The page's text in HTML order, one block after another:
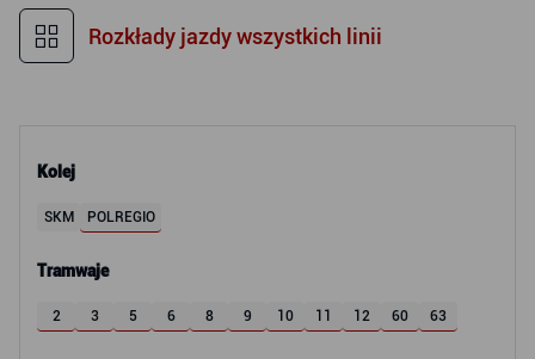
Kolej
SKM POLREGIO
Tramwaje
2 3 5 6 8 9 10 11 12 60 63
Rozkłady jazdy wszystkich linii